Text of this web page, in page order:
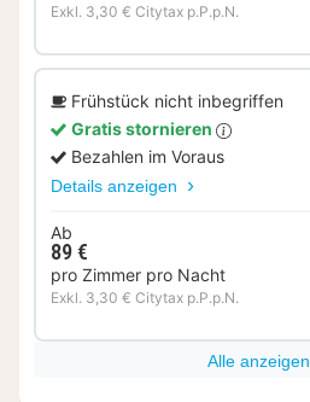
Exkl. 3,30 € Citytax p.P.p.N.
Frühstück nicht inbegriffen
Gratis stornieren
Bezahlen im Voraus
Details anzeigen
Ab
89 €
pro Zimmer pro Nacht
Exkl. 3,30 € Citytax p.P.p.N.
Alle anzeigen